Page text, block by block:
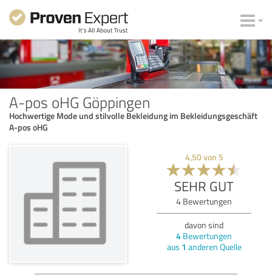
A-pos oHG Göppingen
Hochwertige Mode und stilvolle Bekleidung im Bekleidungsgeschäft
A-pos oHG
4,50von 5
SEHR GUT
4 Bewertungen
davon sind
4 Bewertungen
aus 1 anderen Quelle